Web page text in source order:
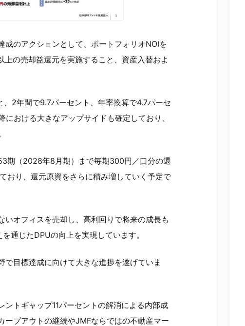
のアクションとして、ポートフォリオNOIを
の売却益還元を実施すること、資産入替およ
2年間で9.7パーセント、年率換算で4.7パーセ
おける大きなアップサイドも確定しており、
期（2028年8月期）まで毎期300円／口分の還
おり、還元原資をさらに積み増していく予定で
オフィスを売却し、高利回りで将来の成長も
通じたDPUの向上を実現しています。
目標達成に向けて大きな進捗を遂げていま
トギャップ11パーセントの解消による内部成
ーブアウトの継続やJMFならではの不動産マー